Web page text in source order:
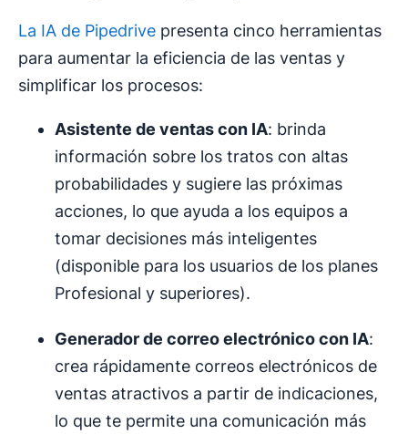
La IA de Pipedrive presenta cinco herramientas
para aumentar la eficiencia de las ventas y
simplificar los procesos:
Asistente de ventas con IA: brinda
información sobre los tratos con altas
probabilidades y sugiere las próximas
acciones, lo que ayuda a los equipos a
tomar decisiones más inteligentes
(disponible para los usuarios de los planes
Profesional y superiores).
Generador de correo electrónico con IA:
crea rápidamente correos electrónicos de
ventas atractivos a partir de indicaciones,
lo que te permite una comunicación más